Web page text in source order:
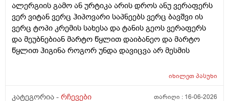
ალერგიის გამო ან ურტიკა არის დროს ანუ ვერაფერს
ვერ ვიტან ვერც ჰიპოვარი საპნეებს ვერც ბავშვი ის
ვერც ტოპი კრემის სახესა და ტანის გეოს ვერაფერს
და მეუბნებიან მარტო წყლით დაიბანეო და მარტო
წყლით ჰიგინა როგორ უნდა დავიცვა არ მესმის
იხილეთპასუხი
კატეგორია - რჩევები თარიღი : 16-06-2026